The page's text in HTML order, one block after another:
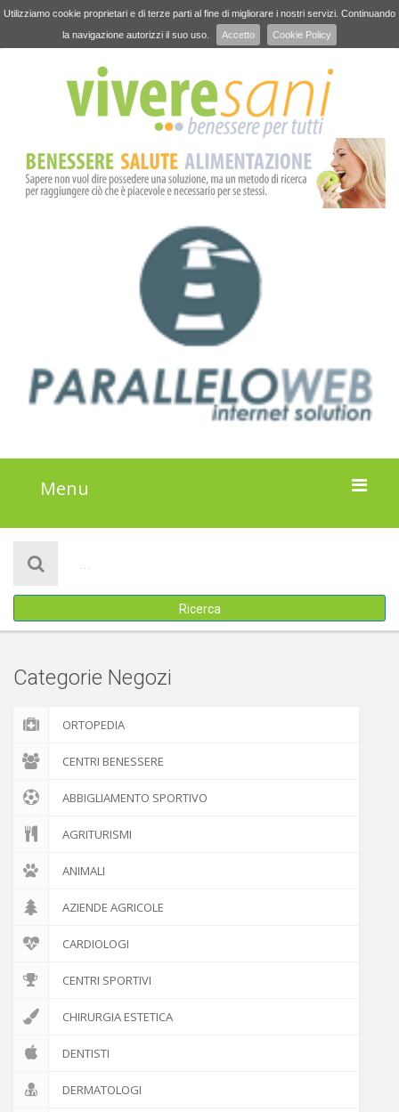
Utilizziamo cookie proprietari e di terze parti al fine di migliorare i nostri servizi. Continuando
la navigazione autorizzi il suo uso.
Accetto Cookie Policy
Menu
ATTIVITÀ
IL PROGETTO
Ricerca
Categorie Negozi
ORTOPEDIA
CENTRI BENESSERE
ABBIGLIAMENTO SPORTIVO
AGRITURISMI
ANIMALI
AZIENDE AGRICOLE
CARDIOLOGI
CENTRI SPORTIVI
CHIRURGIA ESTETICA
DENTISTI
DERMATOLOGI